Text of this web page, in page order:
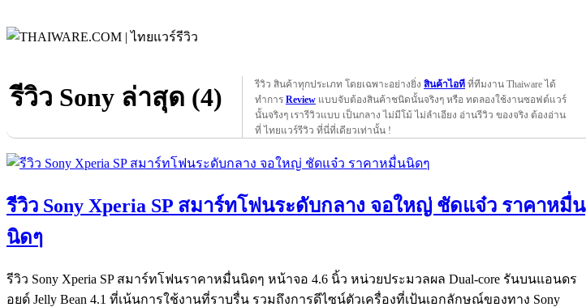
รีวิว Sony ล่าสุด (4) รีวิว สินค้าทุกประเภท โดยเฉพาะอย่างยิ่ง สินค้าไอที ที่ทีมงาน Thaiware ได้
ทำการ Review แบบจับต้องสินค้าชนิดนั้นจริงๆ หรือ ทดลองใช้งานซอฟต์แวร์
นั้นจริงๆ เรารีวิวแบบ เป็นกลาง ไม่มีโม้ ไม่ลำเอียง อ่านรีวิว ของจริง ต้องอ่าน
ที่ ไทยแวร์รีวิว ที่นี่ที่เดียวเท่านั้น !
รีวิว Sony Xperia SP สมาร์ทโฟนระดับกลาง จอใหญ่ ชัดแจ๋ว ราคาหมื่น
นิดๆ
รีวิว Sony Xperia SP สมาร์ทโฟนราคาหมื่นนิดๆ หน้าจอ 4.6 นิ้ว หน่วยประมวลผล Dual-core รันบนแอนดร
อยด์ Jelly Bean 4.1 ที่เน้นการใช้งานที่ราบรื่น รวมถึงการดีไซน์ตัวเครื่องที่เป้นเอกลักษณ์ของทาง Sony